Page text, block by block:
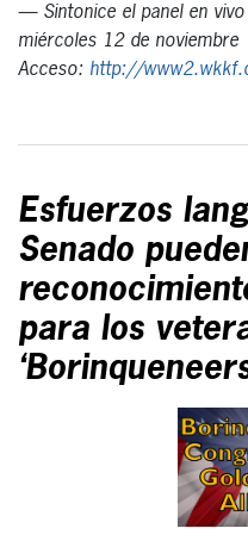
— Sintonice el panel en
miércoles 12 de noviembre
Acceso: http://
Esfuerzos
Senado
para los